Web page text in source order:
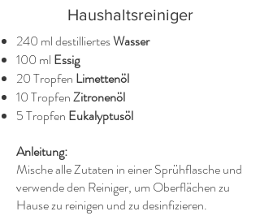
Haushaltsreiniger
240 ml destilliertesWasser
100 ml Essig
20 Tropfen Limettenöl
10 TropfenZitronenöl
5 Tropfen Eukalyptusöl
Anleitung:
Mische alle Zutaten in einer Sprühflasche und
verwende den Reiniger, um Oberflächen zu
Hause zu reinigen und zu desinfizieren.